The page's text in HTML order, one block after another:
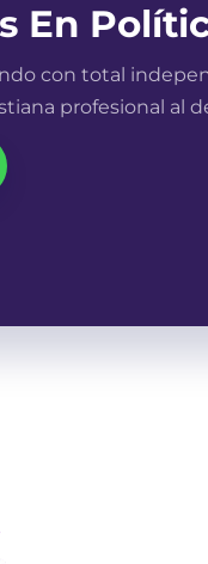
En
con total
profesional al